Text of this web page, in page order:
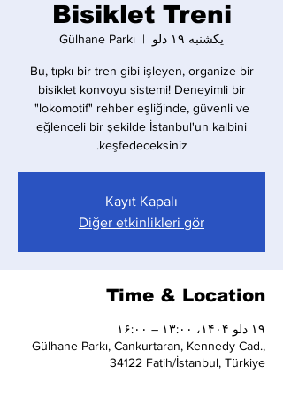
Bisiklet Treni
یکشنبه ۱۹ دلو
  |
Gülhane Parkı
Bu, tıpkı bir tren gibi işleyen, organize bir
bisiklet konvoyu sistemi! Deneyimli bir
"lokomotif" rehber eşliğinde, güvenli ve
eğlenceli bir şekilde İstanbul'un kalbini
keşfedeceksiniz.
Kayıt Kapalı
Diğer etkinlikleri gör
Time & Location
۱۹ دلو ۱۴۰۴، ۱۳:۰۰ – ۱۶:۰۰
Gülhane Parkı, Cankurtaran, Kennedy Cad.,
34122 Fatih/İstanbul, Türkiye